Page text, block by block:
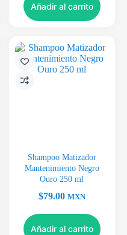
Añadir al carrito
Shampoo Matizador
Mantenimiento Negro
Ouro 250 ml
$79.00 MXN
Añadir al carrito